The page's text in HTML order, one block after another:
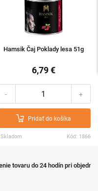
Hamsik Čaj Poklady lesa 51g
6,79 €
- +
Pridať do košíka
Skladom Kód: 1866
24 hodín pri objednávke do